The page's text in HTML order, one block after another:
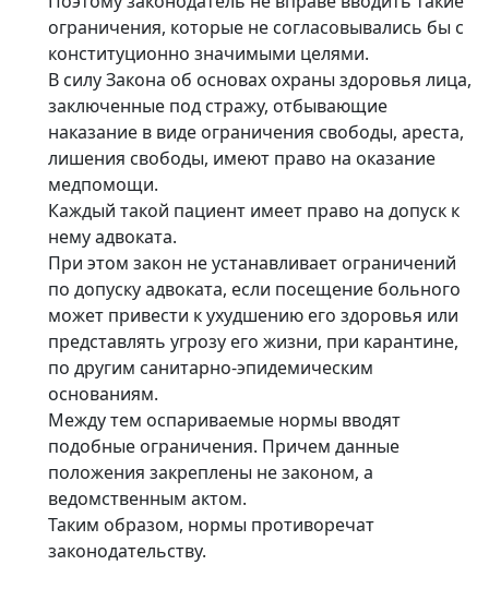
ограничения, которые не согласовывались бы с
конституционно значимыми целями.
В силу Закона об основах охраны здоровья лица,
заключенные под стражу, отбывающие
наказание в виде ограничения свободы, ареста,
лишения свободы, имеют право на оказание
медпомощи.
Каждый такой пациент имеет право на допуск к
нему адвоката.
При этом закон не устанавливает ограничений
по допуску адвоката, если посещение больного
может привести к ухудшению его здоровья или
представлять угрозу его жизни, при карантине,
по другим санитарно-эпидемическим
основаниям.
Между тем оспариваемые нормы вводят
подобные ограничения. Причем данные
положения закреплены не законом, а
ведомственным актом.
Таким образом, нормы противоречат
законодательству.